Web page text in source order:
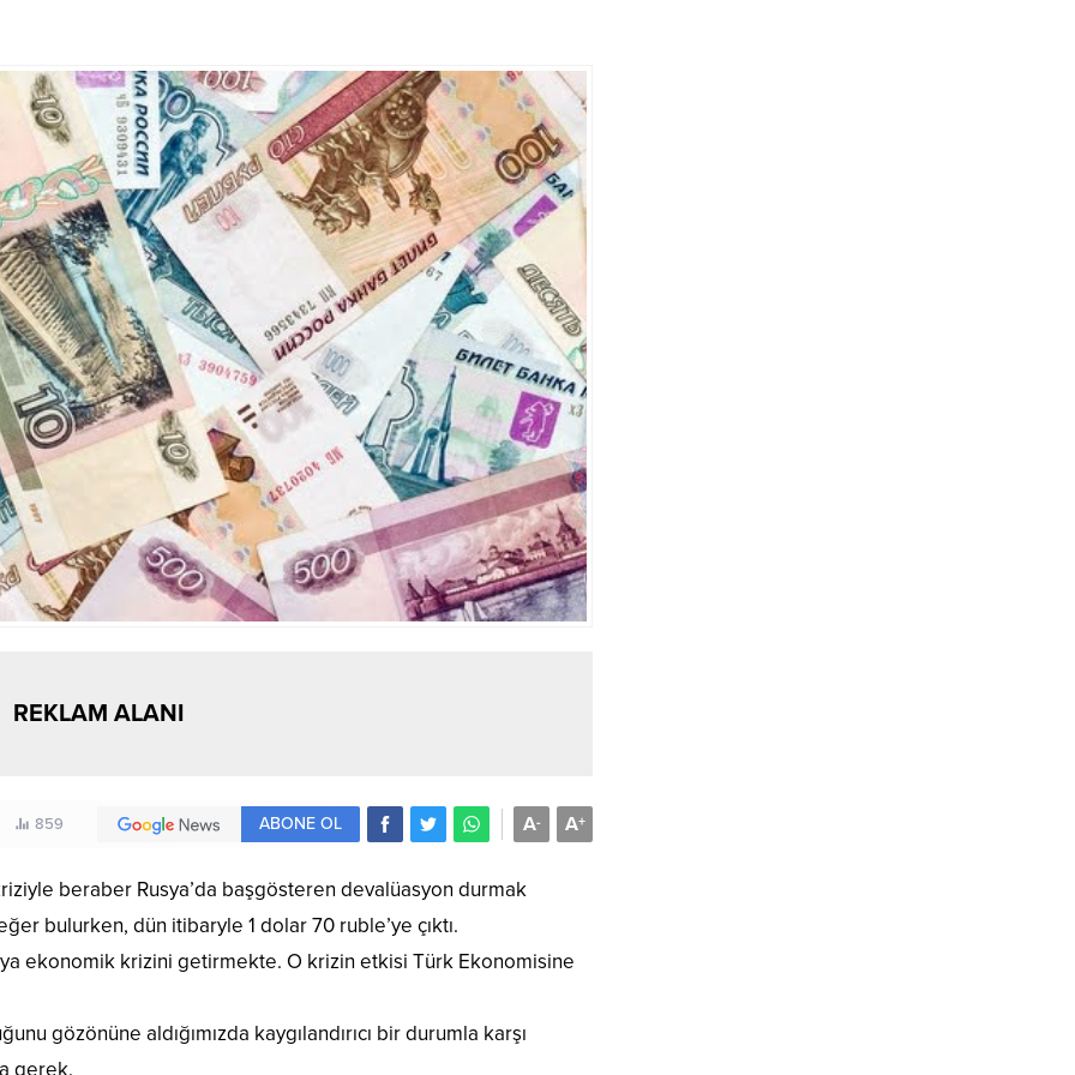
REKLAM ALANI
859 A+
A-
ABONE OL
beraber Rusya’da başgösteren devalüasyon durmak
bulurken, dün itibaryle 1 dolar 70 ruble’ye çıktı.
ekonomik krizini getirmekte. O krizin etkisi Türk Ekonomisine
gözönüne aldığımızda kaygılandırıcı bir durumla karşı
gerek.